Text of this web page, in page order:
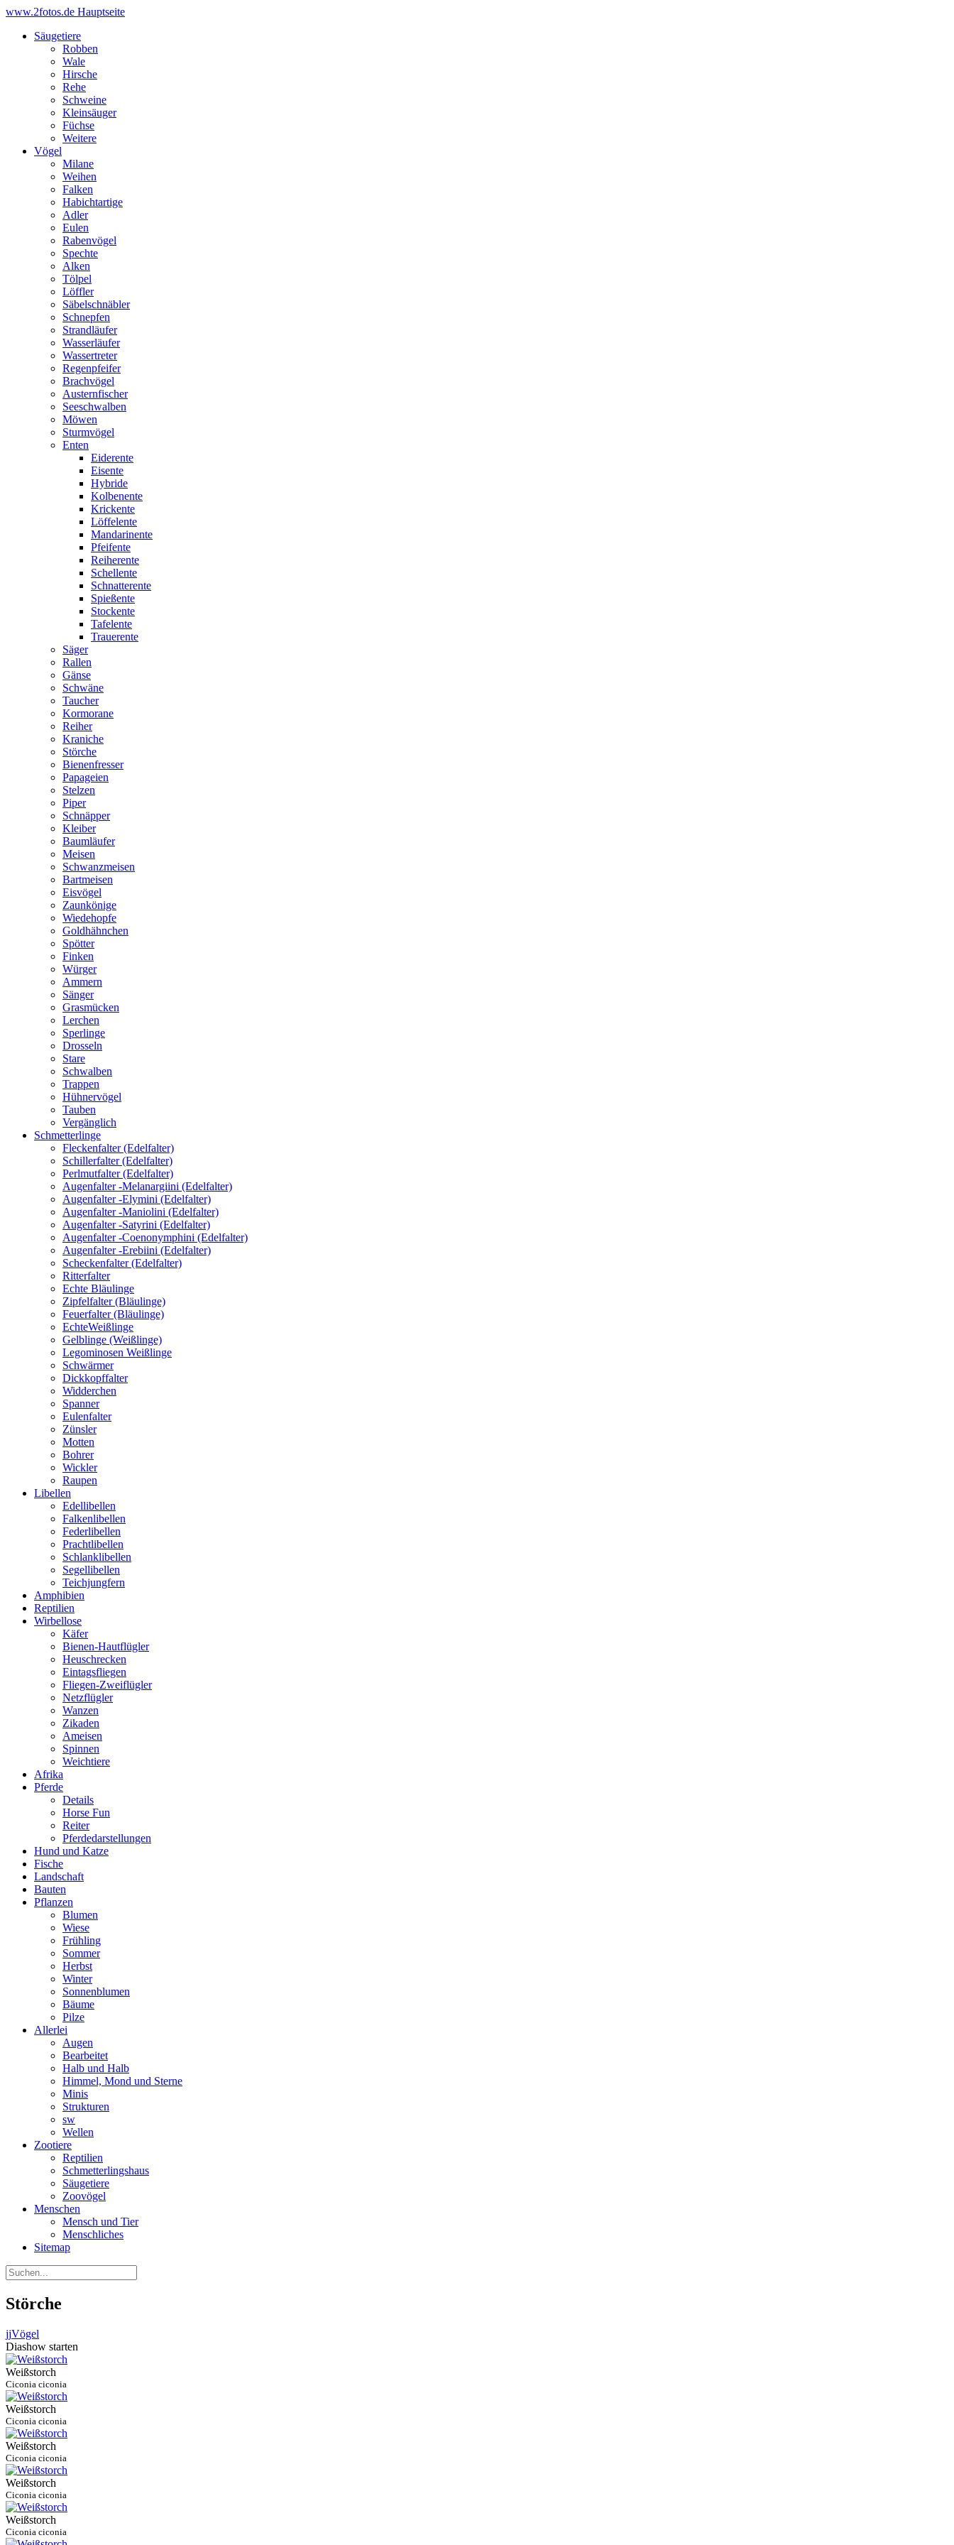
www.2fotos.de Hauptseite
Säugetiere
Robben
Wale
Hirsche
Rehe
Schweine
Kleinsäuger
Füchse
Weitere
Vögel
Milane
Weihen
Falken
Habichtartige
Adler
Eulen
Rabenvögel
Spechte
Alken
Tölpel
Löffler
Säbelschnäbler
Schnepfen
Strandläufer
Wasserläufer
Wassertreter
Regenpfeifer
Brachvögel
Austernfischer
Seeschwalben
Möwen
Sturmvögel
Enten
Eiderente
Eisente
Hybride
Kolbenente
Krickente
Löffelente
Mandarinente
Pfeifente
Reiherente
Schellente
Schnatterente
Spießente
Stockente
Tafelente
Trauerente
Säger
Rallen
Gänse
Schwäne
Taucher
Kormorane
Reiher
Kraniche
Störche
Bienenfresser
Papageien
Stelzen
Piper
Schnäpper
Kleiber
Baumläufer
Meisen
Schwanzmeisen
Bartmeisen
Eisvögel
Zaunkönige
Wiedehopfe
Goldhähnchen
Spötter
Finken
Würger
Ammern
Sänger
Grasmücken
Lerchen
Sperlinge
Drosseln
Stare
Schwalben
Trappen
Hühnervögel
Tauben
Vergänglich
Schmetterlinge
Fleckenfalter (Edelfalter)
Schillerfalter (Edelfalter)
Perlmutfalter (Edelfalter)
Augenfalter -Melanargiini (Edelfalter)
Augenfalter -Elymini (Edelfalter)
Augenfalter -Maniolini (Edelfalter)
Augenfalter -Satyrini (Edelfalter)
Augenfalter -Coenonymphini (Edelfalter)
Augenfalter -Erebiini (Edelfalter)
Scheckenfalter (Edelfalter)
Ritterfalter
Echte Bläulinge
Zipfelfalter (Bläulinge)
Feuerfalter (Bläulinge)
EchteWeißlinge
Gelblinge (Weißlinge)
Legominosen Weißlinge
Schwärmer
Dickkopffalter
Widderchen
Spanner
Eulenfalter
Zünsler
Motten
Bohrer
Wickler
Raupen
Libellen
Edellibellen
Falkenlibellen
Federlibellen
Prachtlibellen
Schlanklibellen
Segellibellen
Teichjungfern
Amphibien
Reptilien
Wirbellose
Käfer
Bienen-Hautflügler
Heuschrecken
Eintagsfliegen
Fliegen-Zweiflügler
Netzflügler
Wanzen
Zikaden
Ameisen
Spinnen
Weichtiere
Afrika
Pferde
Details
Horse Fun
Reiter
Pferdedarstellungen
Hund und Katze
Fische
Landschaft
Bauten
Pflanzen
Blumen
Wiese
Frühling
Sommer
Herbst
Winter
Sonnenblumen
Bäume
Pilze
Allerlei
Augen
Bearbeitet
Halb und Halb
Himmel, Mond und Sterne
Minis
Strukturen
sw
Wellen
Zootiere
Reptilien
Schmetterlingshaus
Säugetiere
Zoovögel
Menschen
Mensch und Tier
Menschliches
Sitemap
Störche
jjVögel
Diashow starten
Weißstorch
Ciconia ciconia
Weißstorch
Ciconia ciconia
Weißstorch
Ciconia ciconia
Weißstorch
Ciconia ciconia
Weißstorch
Ciconia ciconia